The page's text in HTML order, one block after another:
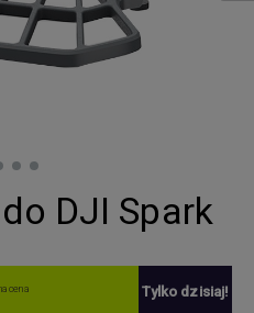
DJI Spark
cena Tylko dzisiaj!